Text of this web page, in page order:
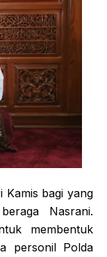
Kamis bagi yang
Nasrani.
membentuk
personil Polda